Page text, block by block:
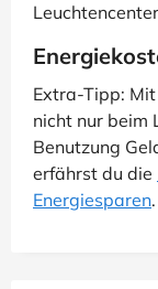
Extra-Tipp:
nicht nur beim
Benutzung
erfährst du die
Energiesparen.